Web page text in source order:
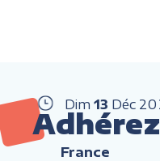
Dim 13 Déc
France